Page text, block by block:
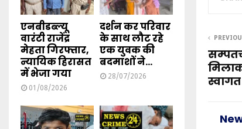
स्वागत
एनबीडब्ल्यू
वारंटी राजेंद्र
मेहता गिरफ्तार,
न्यायिक हिरासत
में भेजा गया
01/08/2026
दर्शन कर परिवार
के साथ लौट रहे
एक युवक की
बदमाशों ने...
28/07/2026